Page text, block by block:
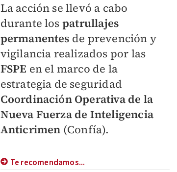
La acción se llevó a cabo
durante los patrullajes
permanentes de prevención y
vigilancia realizados por las
FSPE en el marco de la
estrategia de seguridad
Coordinación Operativa de la
Nueva Fuerza de Inteligencia
Anticrimen (Confía).
Te recomendamos...